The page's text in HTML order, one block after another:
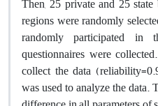
regions were randomly
randomly participated
questionnaires were
collect the data
was used to analyze the